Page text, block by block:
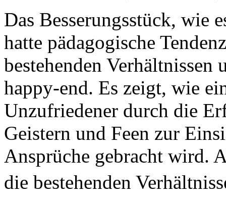
Das Besserungsstück, wie
hatte pädagogische
bestehenden Verhältnissen
happy-end. Es zeigt, wie
Unzufriedener durch die
Geistern und Feen zur
Ansprüche gebracht wird.
die bestehenden